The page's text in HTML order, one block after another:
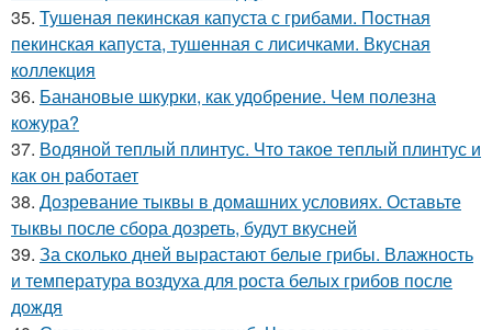
35. Тушеная пекинская капуста с грибами. Постная
пекинская капуста, тушенная с лисичками. Вкусная
коллекция
36. Банановые шкурки, как удобрение. Чем полезна
кожура?
37. Водяной теплый плинтус. Что такое теплый плинтус и
как он работает
38. Дозревание тыквы в домашних условиях. Оставьте
тыквы после сбора дозреть, будут вкусней
39. За сколько дней вырастают белые грибы. Влажность
и температура воздуха для роста белых грибов после
дождя